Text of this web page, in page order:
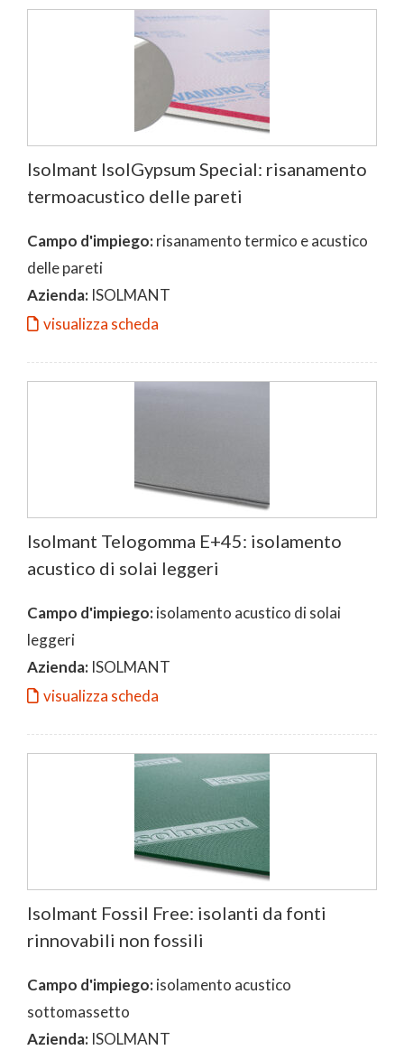
Isolmant IsolGypsum Special: risanamento
termoacustico delle pareti
Campo d'impiego:risanamento termico e acustico
delle pareti
Azienda: ISOLMANT
visualizza scheda
Isolmant Telogomma E+45: isolamento
acustico di solai leggeri
Campo d'impiego:isolamento acustico di solai
leggeri
Azienda: ISOLMANT
visualizza scheda
Isolmant Fossil Free: isolanti da fonti
rinnovabili non fossili
Campo d'impiego:isolamento acustico
sottomassetto
Azienda: ISOLMANT